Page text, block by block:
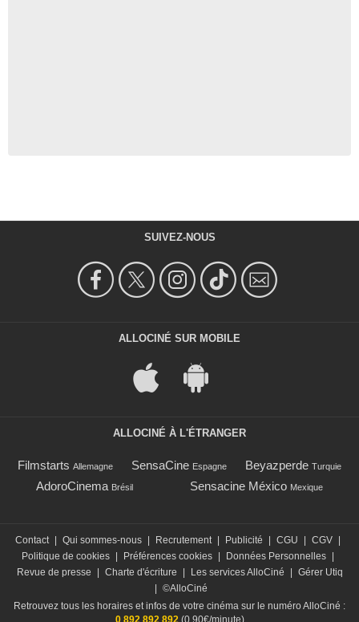
SUIVEZ-NOUS
ALLOCINÉ SUR MOBILE
ALLOCINÉ À L'ÉTRANGER
Filmstarts Allemagne SensaCine Espagne Beyazperde Turquie
AdoroCinema Brésil Sensacine México Mexique
Contact Qui sommes-nous Recrutement Publicité CGU CGV
Politique de cookies
Préférences cookies Données Personnelles
Revue de presse
Charte d'écriture Les services AlloCiné
Gérer Utiq
©AlloCiné
Retrouvez tous les horaires et infos de votre cinéma sur le numéro AlloCiné :